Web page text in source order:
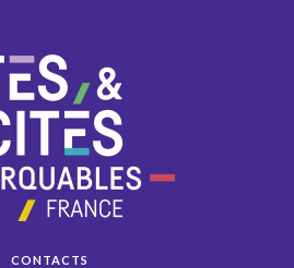
CONTACTS